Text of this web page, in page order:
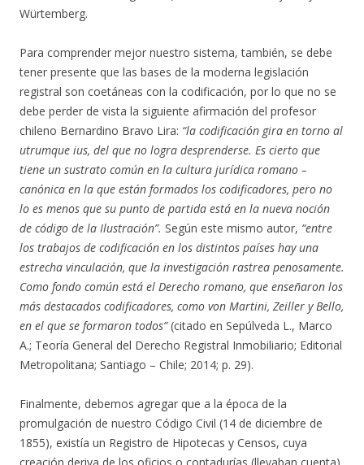
Würtemberg.
Para comprender mejor nuestro sistema, también, se debe
tener presente que las bases de la moderna legislación
registral son coetáneas con la codificación, por lo que no se
debe perder de vista la siguiente afirmación del profesor
chileno Bernardino Bravo Lira: “la codificación gira en torno al
utrumque ius, del que no logra desprenderse. Es cierto que
tiene un sustrato común en la cultura jurídica romano –
canónica en la que están formados los codificadores, pero no
lo es menos que su punto de partida está en la nueva noción
de código de la Ilustración”. Según este mismo autor, “entre
los trabajos de codificación en los distintos países hay una
estrecha vinculación, que la investigación rastrea penosamente.
Como fondo común está el Derecho romano, que enseñaron los
más destacados codificadores, como von Martini, Zeiller y Bello,
en el que se formaron todos”(citado en Sepúlveda L., Marco
A.; Teoría General del Derecho Registral Inmobiliario; Editorial
Metropolitana; Santiago – Chile; 2014; p. 29).
Finalmente, debemos agregar que a la época de la
promulgación de nuestro Código Civil (14 de diciembre de
1855), existía un Registro de Hipotecas y Censos, cuya